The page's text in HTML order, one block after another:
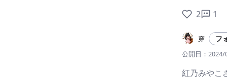
2 1
穿 フ
公開日： 2024/
紅乃みやこ